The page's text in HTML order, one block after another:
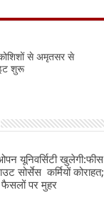
ai ar
e
से अमृतसर से
शुरू
यूनिवर्सिटी खुलेगी:फीस
सोर्सेस कर्मियों कोराहत;
पर मुहर